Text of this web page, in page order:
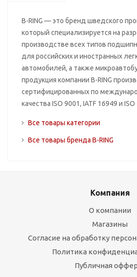
B-RING — это бренд шведского
который специализируется на
производстве всех типов
для российских и иностранных
автомобилей, а также
продукция компании B-RING
сертифицированных по
качества ISO 9001, IATF 16949 и
Все товары категории
Все товары бренда B-RING
Компания
О компании
Магазины
Согласие на обработку
Политика
Публичная